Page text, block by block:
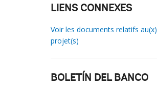
LIENS CONNEXES
Voir les documents relatifs au(x)
projet(s)
BOLETÍN DEL BANCO